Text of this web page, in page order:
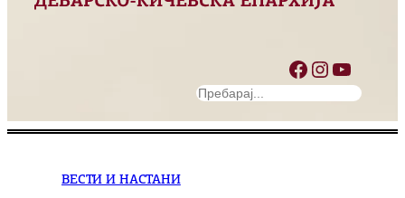
Facebook Instagram YouTube
S
a
ВЕСТИ И НАСТАНИ